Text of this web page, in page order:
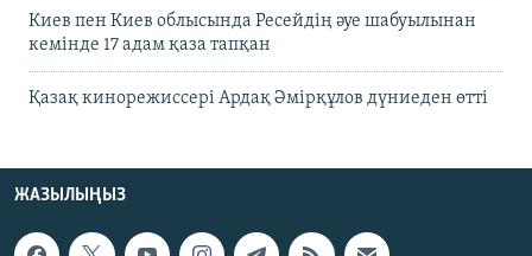
Киев пен Киев облысында Ресейдің әуе шабуылынан
кемінде 17 адам қаза тапқан
Қазақ кинорежиссері Ардақ Әмірқұлов дүниеден өтті
ЖАЗЫЛЫҢЫЗ